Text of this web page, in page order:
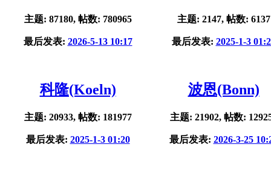
主题: 87180, 帖数: 780965
最后发表: 2026-5-13 10:17
主题: 2147, 帖数: 6137
最后发表: 2025-1-3
科隆(Koeln)
主题: 20933, 帖数: 181977
最后发表: 2025-1-3 01:20
波恩(Bonn)
主题: 21902, 帖数:
最后发表: 2026-3-25